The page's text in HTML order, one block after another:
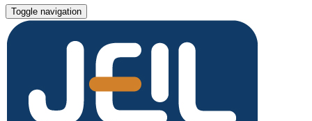
Toggle navigation